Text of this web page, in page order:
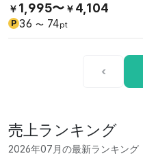
です。
￥ 1,995〜 ￥ 4,104
P 36 〜 74pt
‹
売上ランキング
2026年07月の最新ランキング